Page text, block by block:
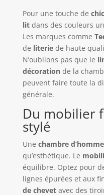
Pour une touche de chic
litdans des couleurs
Les marques comme
de literiede haute
N’oublions pas que le
décoration de la
peuvent faire toute la
générale.
Du mobilier
stylé
Une chambre d’homme
qu’esthétique. Le
équilibre. Optez pour
lignes épurées et aux
de chevetavec des